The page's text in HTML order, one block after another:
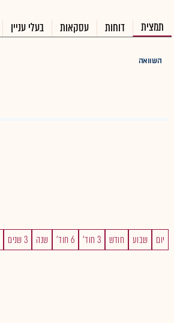
תמצית דוחות עסקאות בעלי עניין
השוואה
יום שבוע חודש 3 חוד' 6 חוד' שנה 3 שנים